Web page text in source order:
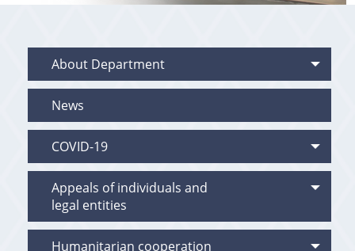
About Department
News
COVID-19
Appeals of individuals and
legal entities
Humanitarian cooperation